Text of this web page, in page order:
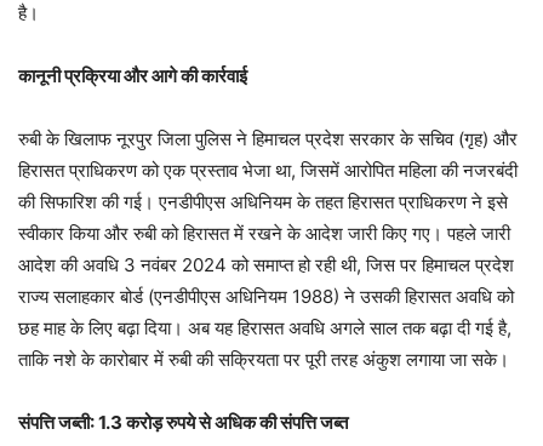
है।
कानूनी प्रक्रिया और आगे की कार्रवाई
रुबी के खिलाफ नूरपुर जिला पुलिस ने हिमाचल प्रदेश सरकार के सचिव (गृह) और
हिरासत प्राधिकरण को एक प्रस्ताव भेजा था, जिसमें आरोपित महिला की नजरबंदी
की सिफारिश की गई। एनडीपीएस अधिनियम के तहत हिरासत प्राधिकरण ने इसे
स्वीकार किया और रुबी को हिरासत में रखने के आदेश जारी किए गए। पहले जारी
आदेश की अवधि 3 नवंबर 2024 को समाप्त हो रही थी, जिस पर हिमाचल प्रदेश
राज्य सलाहकार बोर्ड (एनडीपीएस अधिनियम 1988) ने उसकी हिरासत अवधि को
छह माह के लिए बढ़ा दिया। अब यह हिरासत अवधि अगले साल तक बढ़ा दी गई है,
ताकि नशे के कारोबार में रुबी की सक्रियता पर पूरी तरह अंकुश लगाया जा सके।
संपत्ति जब्ती: 1.3 करोड़ रुपये से अधिक की संपत्ति जब्त